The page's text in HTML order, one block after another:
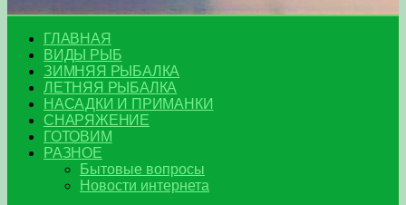
ГЛАВНАЯ
ВИДЫ РЫБ
ЗИМНЯЯ РЫБАЛКА
ЛЕТНЯЯ РЫБАЛКА
НАСАДКИ И ПРИМАНКИ
СНАРЯЖЕНИЕ
ГОТОВИМ
РАЗНОЕ
Бытовые вопросы
Новости интернета